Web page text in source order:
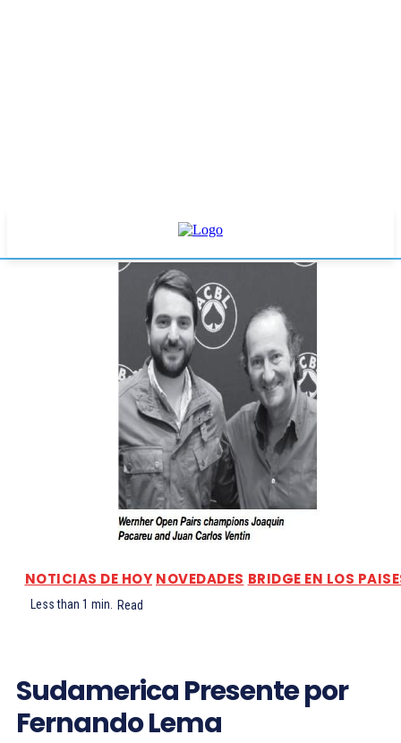
NOTICIAS DE HOY NOVEDADES BRIDGE EN LOS
Less than 1 min. Read
Sudamerica Presente por
Fernando Lema